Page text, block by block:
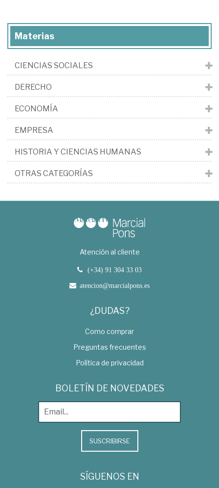
Materias
CIENCIAS SOCIALES
DERECHO
ECONOMÍA
EMPRESA
HISTORIA Y CIENCIAS HUMANAS
OTRAS CATEGORÍAS
Atención al cliente
(+34) 91 304 33 03
atencion@marcialpons.es
¿DUDAS?
Como comprar
Preguntas frecuentes
Política de privacidad
BOLETÍN DE NOVEDADES
SUSCRIBIRSE
SÍGUENOS EN